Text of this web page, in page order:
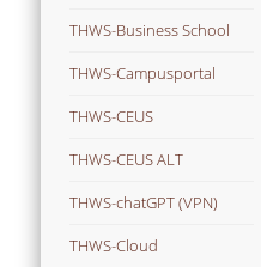
THWS-Business School
THWS-Campusportal
THWS-CEUS
THWS-CEUS ALT
THWS-chatGPT (VPN)
THWS-Cloud